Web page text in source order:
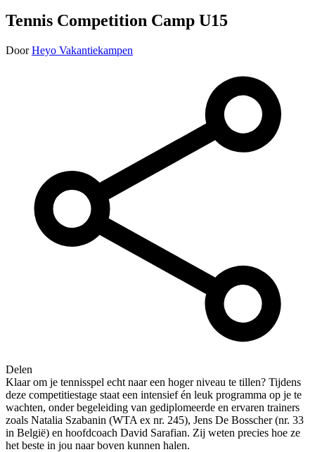
Tennis Competition Camp U15
Door Heyo Vakantiekampen
Delen
Klaar om je tennisspel echt naar een hoger niveau te tillen? Tijdens
deze competitiestage staat een intensief én leuk programma op je te
wachten, onder begeleiding van gediplomeerde en ervaren trainers
zoals Natalia Szabanin (WTA ex nr. 245), Jens De Bosscher (nr. 33
in België) en hoofdcoach David Sarafian. Zij weten precies hoe ze
het beste in jou naar boven kunnen halen.